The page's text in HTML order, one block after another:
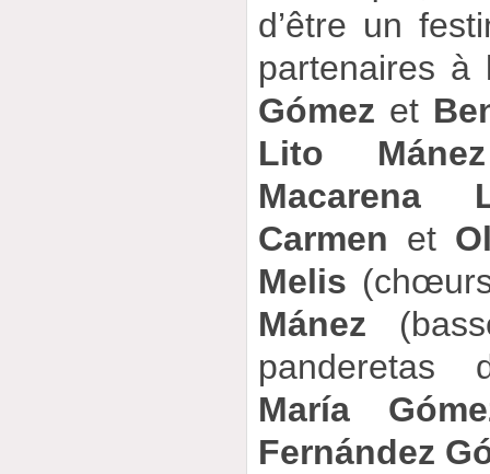
d’être un
partenaires
Gómez et
Lito Mánez
Macarena
Carmen et
Melis
Mánez
María
Fernández